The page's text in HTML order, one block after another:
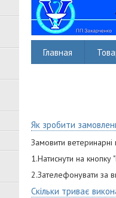
Главная
Як зробити
Замовити
1.Натиснути на
2.Зателефонувати за
Скільки триває